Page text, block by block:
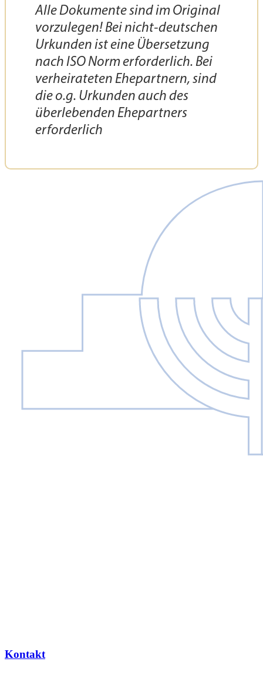
Alle Dokumente sind im Original
vorzulegen! Bei nicht-deutschen
Urkunden ist eine Übersetzung
nach ISO Norm erforderlich. Bei
verheirateten Ehepartnern, sind
die o.g. Urkunden auch des
überlebenden Ehepartners
erforderlich
Kontakt